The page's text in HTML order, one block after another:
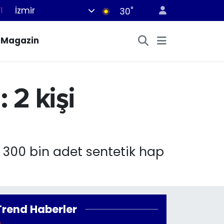
İzmir 30°
Magazin
2 kişi
bin adet sentetik hap
Haberler